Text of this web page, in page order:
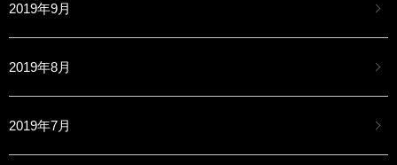
2019年9月
2019年8月
2019年7月